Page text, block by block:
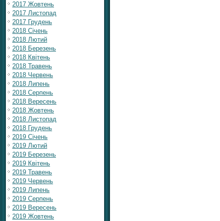
2017 Жовтень
2017 Листопад
2017 Грудень
2018 Січень
2018 Лютий
2018 Березень
2018 Квітень
2018 Травень
2018 Червень
2018 Липень
2018 Серпень
2018 Вересень
2018 Жовтень
2018 Листопад
2018 Грудень
2019 Січень
2019 Лютий
2019 Березень
2019 Квітень
2019 Травень
2019 Червень
2019 Липень
2019 Серпень
2019 Вересень
2019 Жовтень